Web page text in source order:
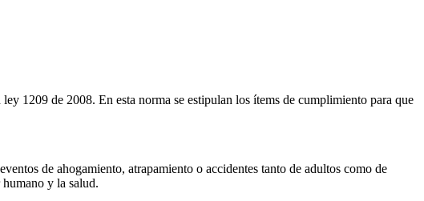
1209 de 2008. En esta norma se estipulan los ítems de cumplimiento para que
de ahogamiento, atrapamiento o accidentes tanto de adultos como de
y la salud.